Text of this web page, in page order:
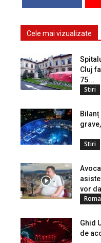
Cele mai vizualizate
Cluj
75...
Stiri
Bilanț
Stiri
vor
Ghid
de